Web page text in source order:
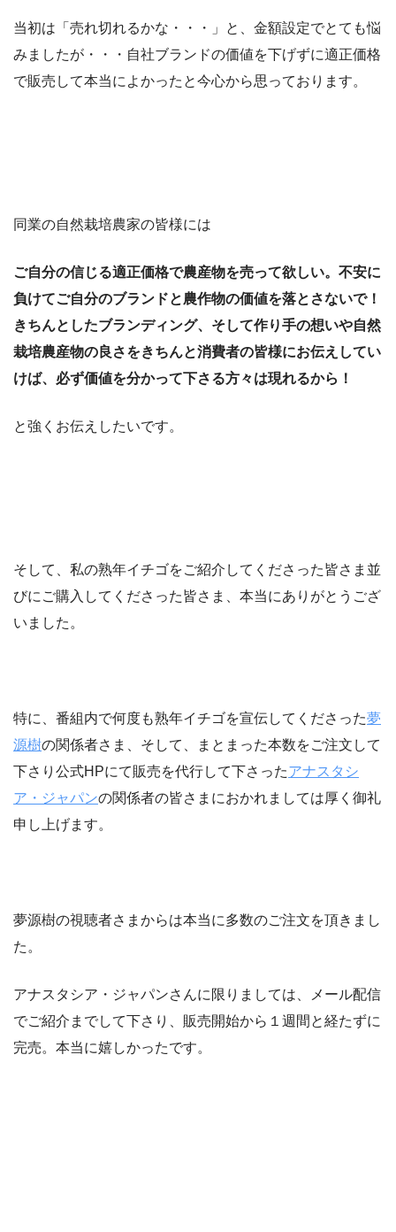
当初は「売れ切れるかな・・・」と、金額設定でとても悩
みましたが・・・自社ブランドの価値を下げずに適正価格
で販売して本当によかったと今心から思っております。
同業の自然栽培農家の皆様には
ご自分の信じる適正価格で農産物を売って欲しい。 不安に
負けてご自分のブランドと農作物の価値を落とさないで！
きちんとしたブランディング、そして作り手の想いや自然
栽培農産物の良さをきちんと消費者の皆様にお伝えしてい
けば、必ず価値を分かって下さる方々は現れるから！
と強くお伝えしたいです。
そして、私の熟年イチゴをご紹介してくださった皆さま並
びにご購入してくださった皆さま、本当にありがとうござ
いました。
特に、番組内で何度も熟年イチゴを宣伝してくださった夢
源樹の関係者さま、そして、まとまった本数をご注文して
下さり公式HPにて販売を代行して下さったアナスタシ
ア・ジャパンの関係者の皆さまにおかれましては厚く御礼
申し上げます。
夢源樹の視聴者さまからは本当に多数のご注文を頂きまし
た。
アナスタシア・ジャパンさんに限りましては、メール配信
でご紹介までして下さり、販売開始から１週間と経たずに
完売。本当に嬉しかったです。